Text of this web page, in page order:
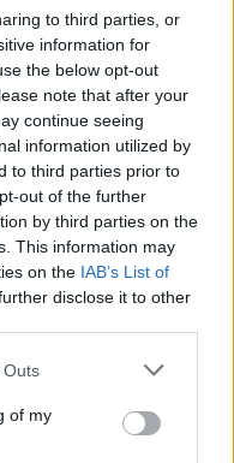
to third parties, or
information for
the below opt-out
note that after your
continue seeing
information utilized by
to third parties prior to
out of the further
by third parties on the
This information may
on the IAB’s List of
disclose it to other
Outs
of my
1 ou 2 coupons, vous
: France,
via Mondial